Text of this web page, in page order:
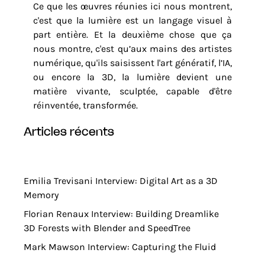
Ce que les œuvres réunies ici nous montrent,
c'est que la lumière est un langage visuel à
part entière. Et la deuxième chose que ça
nous montre, c'est qu’aux mains des artistes
numérique, qu'ils saisissent l'art génératif, l’IA,
ou encore la 3D, la lumière devient une
matière vivante, sculptée, capable d'être
réinventée, transformée.
articles récents
Emilia Trevisani Interview: Digital Art as a 3D
Memory
Florian Renaux Interview: Building Dreamlike
3D Forests with Blender and SpeedTree
Mark Mawson Interview: Capturing the Fluid